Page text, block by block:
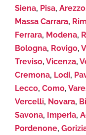
Siena, Pisa, Arezzo
Massa Carrara,
Ferrara, Modena,
Bologna, Rovigo,
Treviso, Vicenza,
Cremona, Lodi,
Lecco, Como,
Vercelli, Novara,
Savona, Imperia,
Pordenone,